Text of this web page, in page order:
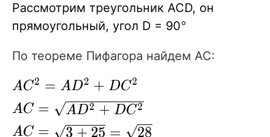
Рассмотрим треугольник АСD, он
прямоугольный, угол D = 90°
По теореме Пифагора найдем АС:
AC^2=AD^2+DC^2\\
AC=\sqrt{AD^2+DC^2}\\
AC=\sqrt{3+25}=\sqrt{28}\\
AC2 = AD2 + DC2
AC = AD2 + DC2
AC = 3 + 25 = 28